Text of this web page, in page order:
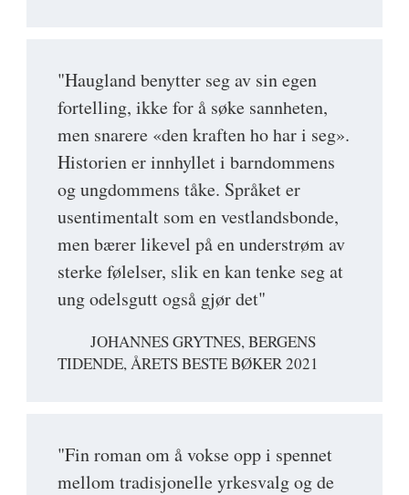
"Haugland benytter seg av sin egen
fortelling, ikke for å søke sannheten,
men snarere «den kraften ho har i seg».
Historien er innhyllet i barndommens
og ungdommens tåke. Språket er
usentimentalt som en vestlandsbonde,
men bærer likevel på en understrøm av
sterke følelser, slik en kan tenke seg at
ung odelsgutt også gjør det"
JOHANNES GRYTNES, BERGENS
TIDENDE, ÅRETS BESTE BØKER 2021
"Fin roman om å vokse opp i spennet
mellom tradisjonelle yrkesvalg og de